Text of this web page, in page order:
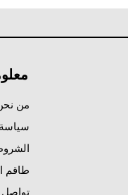
من
طاقم
تواصل